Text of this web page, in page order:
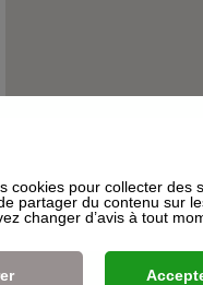
cookies pour collecter des
partager du contenu sur
changer d’avis à tout